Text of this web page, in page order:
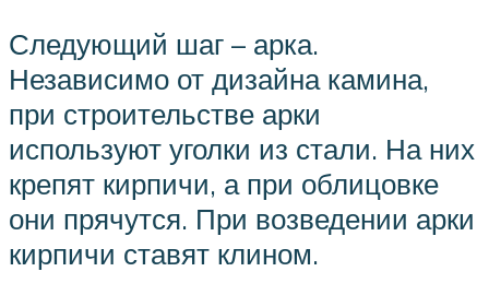
Следующий шаг – арка.
Независимо от дизайна камина,
при строительстве арки
используют уголки из стали. На них
крепят кирпичи, а при облицовке
они прячутся. При возведении арки
кирпичи ставят клином.